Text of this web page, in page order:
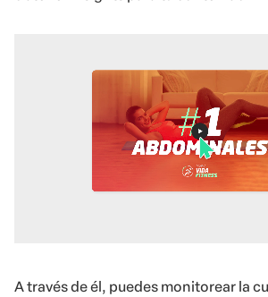
A través de él, puedes monitorear la